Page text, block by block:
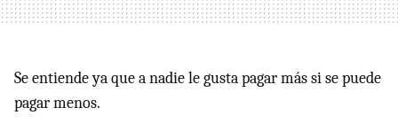
Se entiende ya que a nadie le gusta pagar más si se puede
pagar menos.